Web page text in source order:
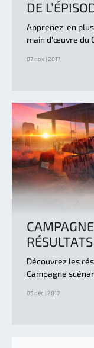
DE
Apprenez-en
main d’œuvre du
07 nov | 2017
Découvrez les
Campagne
05 déc | 2017